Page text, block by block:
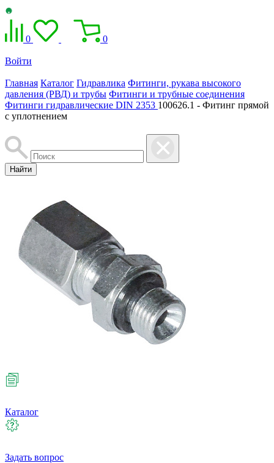
0 0
Войти
Главная Каталог Гидравлика Фитинги, рукава высокого
давления (РВД) и трубы Фитинги и трубные соединения
Фитинги гидравлические DIN 2353 100626.1 - Фитинг прямой
с уплотнением
Найти
Каталог
Задать вопрос